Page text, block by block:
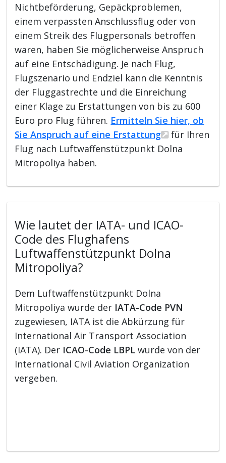
Nichtbeförderung, Gepäckproblemen,
einem verpassten Anschlussflug oder von
einem Streik des Flugpersonals betroffen
waren, haben Sie möglicherweise Anspruch
auf eine Entschädigung. Je nach Flug,
Flugszenario und Endziel kann die Kenntnis
der Fluggastrechte und die Einreichung
einer Klage zu Erstattungen von bis zu 600
Euro pro Flug führen. Ermitteln Sie hier, ob
Sie Anspruch auf eine Erstattung
für Ihren
Flug nach Luftwaffenstützpunkt Dolna
Mitropoliya haben.
Wie lautet der IATA- und ICAO-
Code des Flughafens
Luftwaffenstützpunkt Dolna
Mitropoliya?
Dem Luftwaffenstützpunkt Dolna
Mitropoliya wurde der IATA-Code PVN
zugewiesen, IATA ist die Abkürzung für
International Air Transport Association
(IATA). Der ICAO-Code LBPL wurde von der
International Civil Aviation Organization
vergeben.